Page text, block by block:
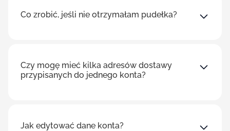
Co zrobić, jeśli nie otrzymałam pudełka?
Czy mogę mieć kilka adresów dostawy
przypisanych do jednego konta?
Jak edytować dane konta?